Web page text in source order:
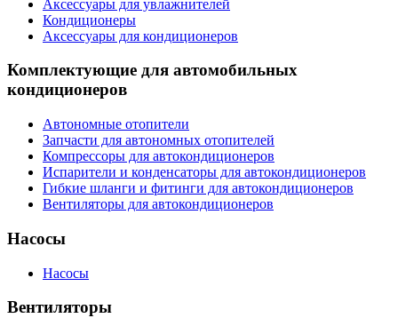
Аксессуары для увлажнителей
Кондиционеры
Аксессуары для кондиционеров
Комплектующие для автомобильных
кондиционеров
Автономные отопители
Запчасти для автономных отопителей
Компрессоры для автокондиционеров
Испарители и конденсаторы для автокондиционеров
Гибкие шланги и фитинги для автокондиционеров
Вентиляторы для автокондиционеров
Насосы
Насосы
Вентиляторы